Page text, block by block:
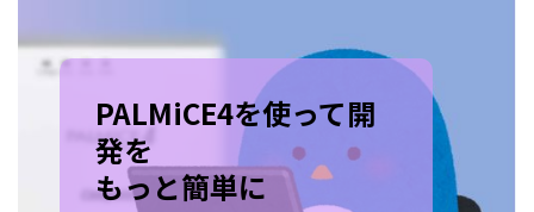
PALMiCE4を使って開
発を
もっと簡単に